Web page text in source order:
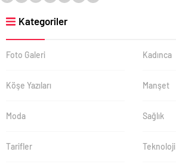
Kategoriler
Foto Galeri Kadınca
Köşe Yazıları Manşet
Moda Sağlık
Tarifler Teknoloji